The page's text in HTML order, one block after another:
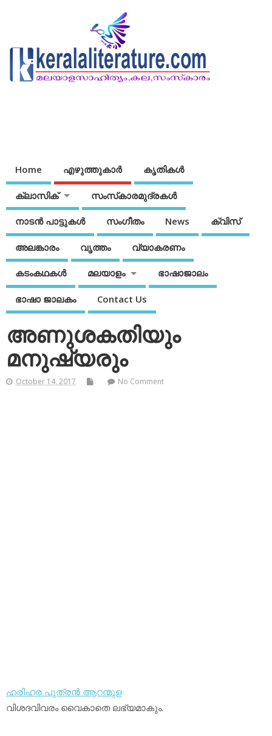
Home എഴുത്തുകാര്‍ കൃതികൾ
ക്ലാസിക് സംസ്‌കാരമുദ്രകള്‍
നാടന്‍ പാട്ടുകള്‍ സംഗീതം News ക്വിസ്
അലങ്കാരം വൃത്തം വ്യാകരണം
കടംകഥകള്‍ മലയാളം ഭാഷാജാലം
ഭാഷാ ജാലകം Contact Us
അണുശകതിയും
മനുഷ്യരും
October 14, 2017 No Comment
ഹരിഹര പുത്രന്‍ ആറന്മുള
വിശദവിവരം വൈകാതെ ലഭ്യമാകും.